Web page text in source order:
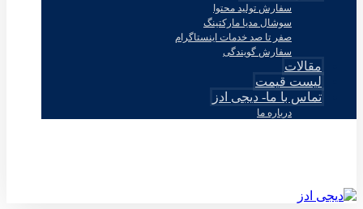
سفارش تولید محتوا
سوشال مدیا مارکتینگ
صفر تا صد خدمات اینستاگرام
سفارش گویندگی
مقالات
لیست قیمت
تماس با ما- دیجی ادز
درباره ما